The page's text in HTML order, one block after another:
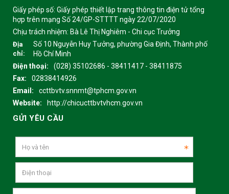
Giấy phép số: Giấy phép thiết lập trang thông tin điện tử tổng
hợp trên mạng Số 24/GP-STTTT ngày 22/07/2020
Chịu trách nhiệm: Bà Lê Thị Nghiêm - Chi cục Trưởng
Địa
chỉ:
Số 10 Nguyễn Huy Tưởng, phường Gia Định, Thành phố
Hồ Chí Minh
Điện thoại:
(028) 35102686 - 38411417 - 38411875
Fax:
02838414926
Email:
ccttbvtv.snnmt@tphcm.gov.vn
Website:
http://chicucttbvtvhcm.gov.vn
GỬI YÊU CẦU